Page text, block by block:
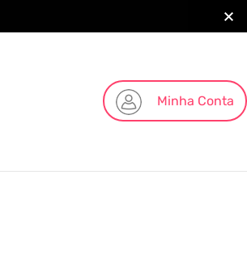
Minha Conta